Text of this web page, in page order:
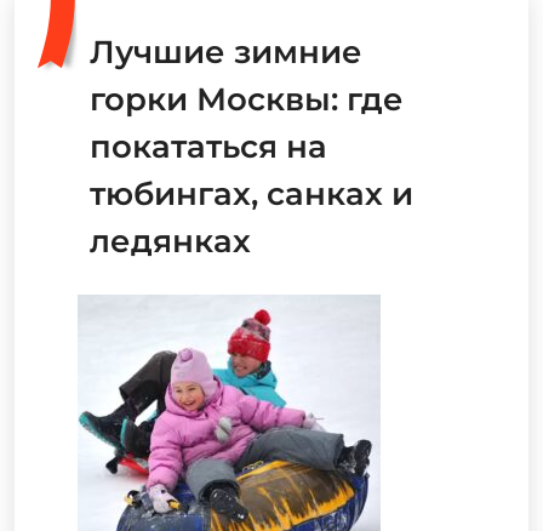
Лучшие зимние
горки Москвы: где
покататься на
тюбингах, санках и
ледянках